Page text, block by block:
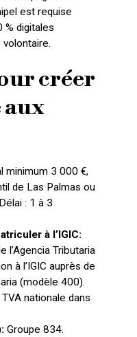
est requise
% digitales
volontaire.
créer
aux
minimum 3 000 €,
de Las Palmas ou
: 1 à 3
à l’IGIC:
l’Agencia Tributaria
à l’IGIC auprès de
(modèle 400).
TVA nationale dans
Groupe 834.